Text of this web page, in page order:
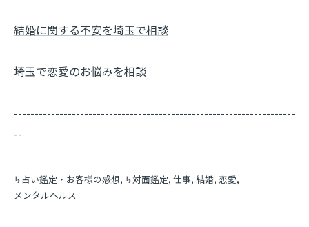
結婚に関する不安を埼玉で相談
埼玉で恋愛のお悩みを相談
--------------------------------------------------------------------
--
↳占い鑑定・お客様の感想 ↳対面鑑定 仕事 結婚 恋愛
メンタルヘルス